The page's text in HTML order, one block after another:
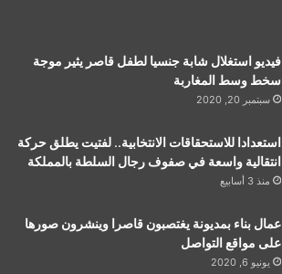
فيديو استغلال شابة جنسيا لطفل قاصر يثير موجة
سخط وسط المغاربة
سبتمبر 20, 2020
استعدادا للاستحقاقات الانتخابية.. لفتيت يطلق حركة
انتقالية واسعة في صفوف رجال السلطة بالمملكة
منذ 3 أسابيع
عمال بناء بمديونة يغتصبون قاصرا وينشرون صورها
على مواقع التواصل
يونيو 6, 2020